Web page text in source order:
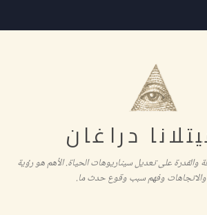
دراغان
والقدرة على تعديل سيناريوهات الحياة. الأهم هو رؤية
والاتجاهات وفهم سبب وقوع حدث ما.